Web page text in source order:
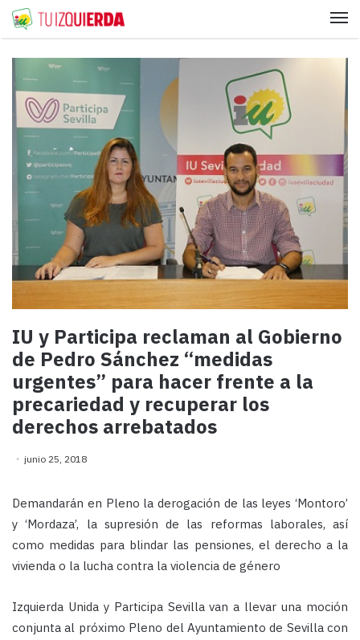
IU y Participa reclaman al Gobierno
de Pedro Sánchez “medidas
urgentes” para hacer frente a la
precariedad y recuperar los
derechos arrebatados
junio 25, 2018
Demandarán en Pleno la derogación de las leyes ‘Montoro’
y ‘Mordaza’, la supresión de las reformas laborales, así
como medidas para blindar las pensiones, el derecho a la
vivienda o la lucha contra la violencia de género
Izquierda Unida y Participa Sevilla van a llevar una moción
conjunta al próximo Pleno del Ayuntamiento de Sevilla con